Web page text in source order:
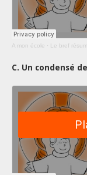
A mon école · Le bref
C. Un condensé